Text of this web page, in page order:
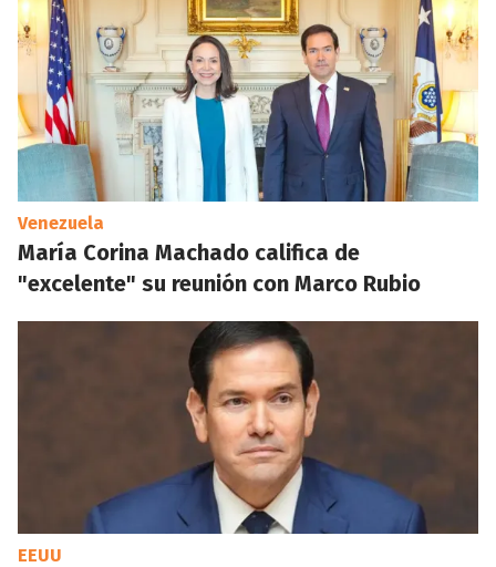
Venezuela
María Corina Machado califica de
"excelente" su reunión con Marco Rubio
EEUU